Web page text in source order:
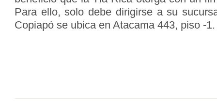
Para ello, solo debe dirigirse a su
Copiapó se ubica en Atacama 443, piso -1.